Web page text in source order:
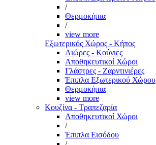
/
Θερμοκήπια
/
view more
Εξωτερικός Χώρος - Κήπος
Αιώρες - Κούνιες
Αποθηκευτικοί Χώροι
Γλάστρες - Ζαρντινιέρες
Έπιπλα Εξωτερικού Χώρου
Θερμοκήπια
view more
Κουζίνα - Τραπεζαρία
Αποθηκευτικοί Χώροι
/
Έπιπλα Εισόδου